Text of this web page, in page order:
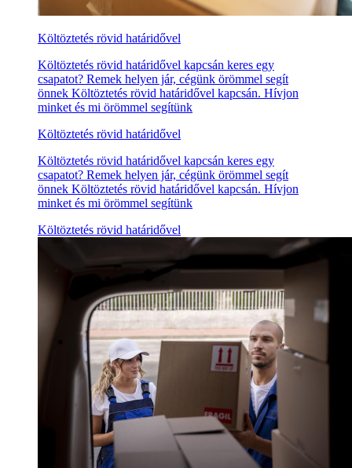
Költöztetés rövid határidővel
Költöztetés rövid határidővel kapcsán keres egy
csapatot? Remek helyen jár, cégünk örömmel segít
önnek Költöztetés rövid határidővel kapcsán. Hívjon
minket és mi örömmel segítünk
Költöztetés rövid határidővel
Költöztetés rövid határidővel kapcsán keres egy
csapatot? Remek helyen jár, cégünk örömmel segít
önnek Költöztetés rövid határidővel kapcsán. Hívjon
minket és mi örömmel segítünk
Költöztetés rövid határidővel